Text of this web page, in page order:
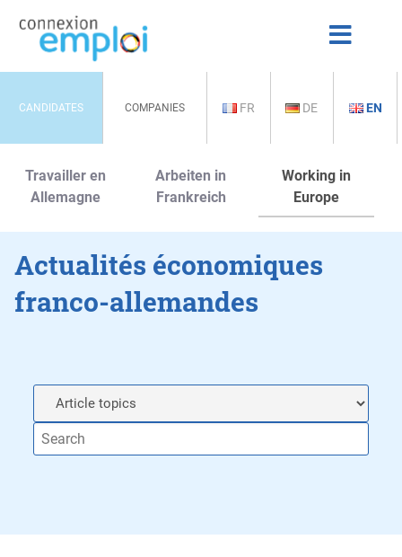
CANDIDATES COMPANIES FR DE EN
Travailler en
Allemagne
Arbeiten in
Frankreich
Working in
Europe
Actualités économiques
franco-allemandes